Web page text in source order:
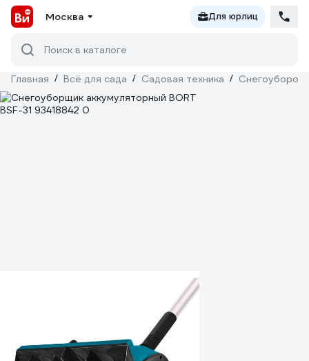
Москва Для юрлиц
Поиск в каталоге
Главная / Всё для сада / Садовая техника /